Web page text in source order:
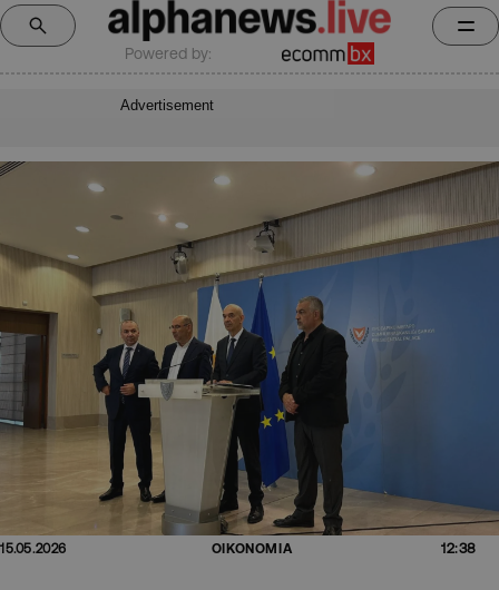
Powered by:
Advertisement
15.05.2026 ΟΙΚΟΝΟΜΙΑ 12:38